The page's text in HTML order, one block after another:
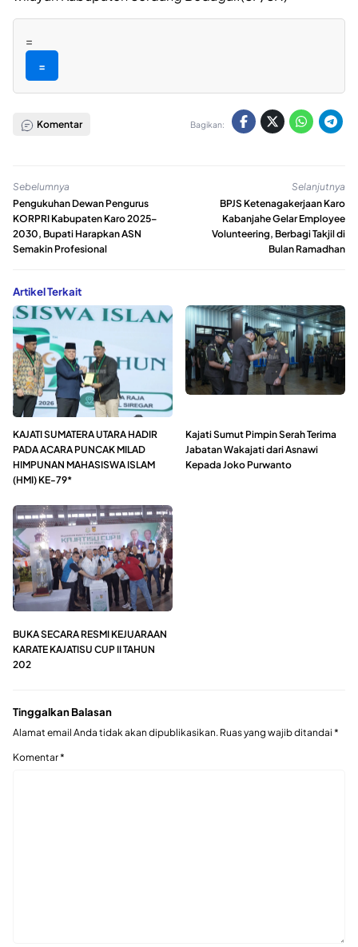
=
=
Komentar Bagikan:
Sebelumnya
Pengukuhan Dewan Pengurus
KORPRI Kabupaten Karo 2025–
2030, Bupati Harapkan ASN
Semakin Profesional
Selanjutnya
BPJS Ketenagakerjaan Karo
Kabanjahe Gelar Employee
Volunteering, Berbagi Takjil di
Bulan Ramadhan
Artikel Terkait
KAJATI SUMATERA UTARA HADIR
PADA ACARA PUNCAK MILAD
HIMPUNAN MAHASISWA ISLAM
(HMI) KE-79*
Kajati Sumut Pimpin Serah Terima
Jabatan Wakajati dari Asnawi
Kepada Joko Purwanto
BUKA SECARA RESMI KEJUARAAN
KARATE KAJATISU CUP II TAHUN
202
Tinggalkan Balasan
Alamat email Anda tidak akan dipublikasikan. Ruas yang wajib ditandai *
Komentar*